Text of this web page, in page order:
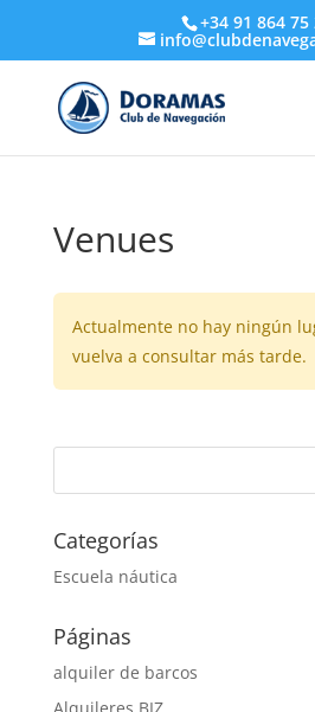
+34 91 864 75
Venues
Actualmente no hay ningún
vuelva a consultar más tarde.
Categorías
Escuela náutica
Páginas
alquiler de barcos